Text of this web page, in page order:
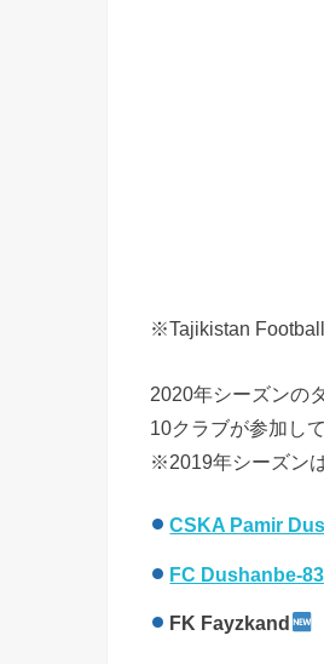
※Tajikistan
2020年シーズンの
10クラブが参加し
※2019年シーズン
CSKA Pamir
FC Dushanbe-83
FK Fayzkand